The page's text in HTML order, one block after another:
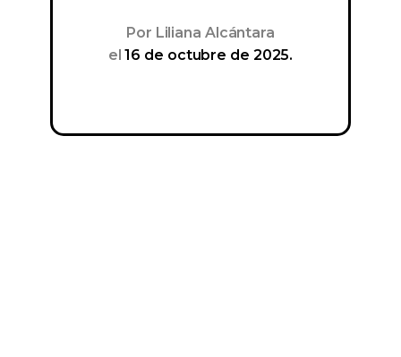
Por Liliana Alcántara
el 16 de octubre de 2025.